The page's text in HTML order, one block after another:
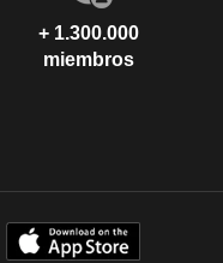
+ 1.300.000
miembros